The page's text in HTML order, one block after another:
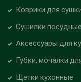
Коврики для
Сушилки посудные
Аксессуары для
Губки, мочалки
Щетки кухонные